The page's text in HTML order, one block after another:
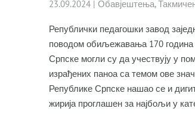
23.09.2024 | Обавјештења,
Републички педагошки завод
поводом обиљежавања 170 година
Српске могли су да учествују у
израђених паноа са темом ове
Републике Српске нашао се и
жирија проглашен за најбољи у